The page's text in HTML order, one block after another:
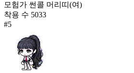
모험가 썬콜 머리띠(여)
착용 수 5033
#5